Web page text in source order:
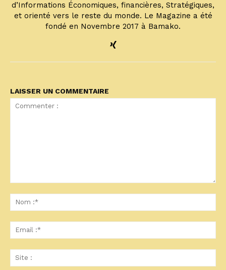
d’Informations Économiques, financières, Stratégiques,
et orienté vers le reste du monde. Le Magazine a été
fondé en Novembre 2017 à Bamako.
LAISSER UN COMMENTAIRE
:*
:*
: